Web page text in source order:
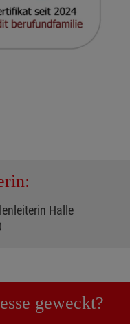
Halle
geweckt?